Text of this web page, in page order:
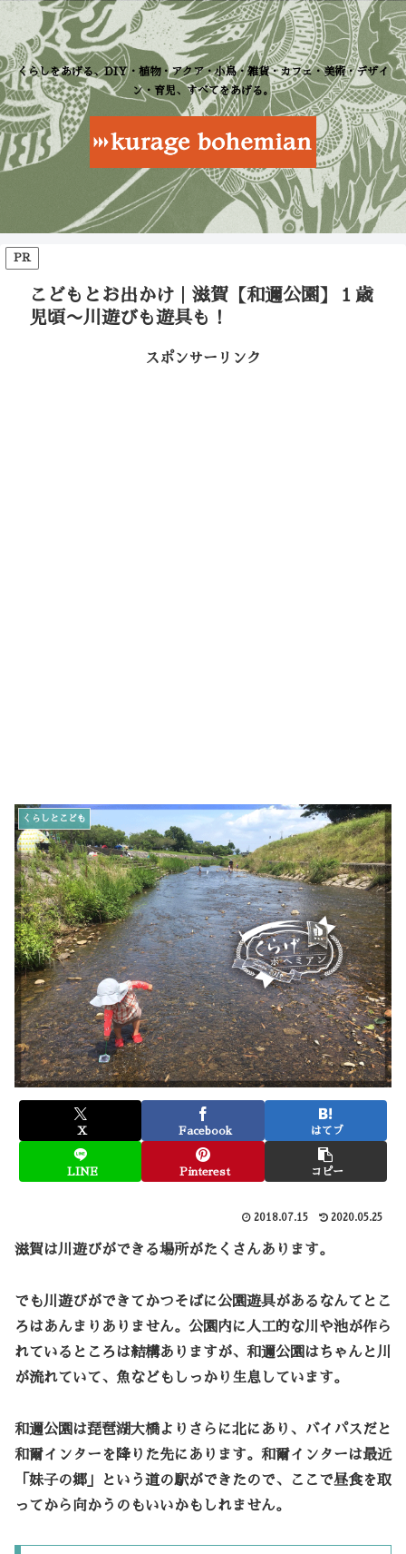
くらしをあげる、DIY・植物・アクア・小鳥・雑貨・カフェ・美術・デザイ
ン・育児、すべてをあげる。
PR
こどもとお出かけ｜滋賀【和邇公園】１歳
児頃〜川遊びも遊具も！
スポンサーリンク
くらしとこども
X Facebook はてブ
LINE Pinterest コピー
2018.07.15 2020.05.25
滋賀は川遊びができる場所がたくさんあります。
でも川遊びができてかつそばに公園遊具があるなんてとこ
ろはあんまりありません。公園内に人工的な川や池が作ら
れているところは結構ありますが、和邇公園はちゃんと川
が流れていて、魚などもしっかり生息しています。
和邇公園は琵琶湖大橋よりさらに北にあり、バイパスだと
和爾インターを降りた先にあります。和爾インターは最近
「妹子の郷」という道の駅ができたので、ここで昼食を取
ってから向かうのもいいかもしれません。